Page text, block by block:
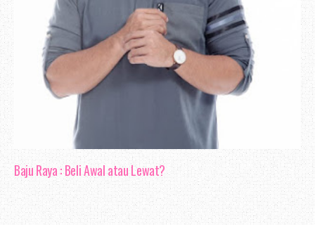
Baju Raya : Beli Awal atau Lewat?